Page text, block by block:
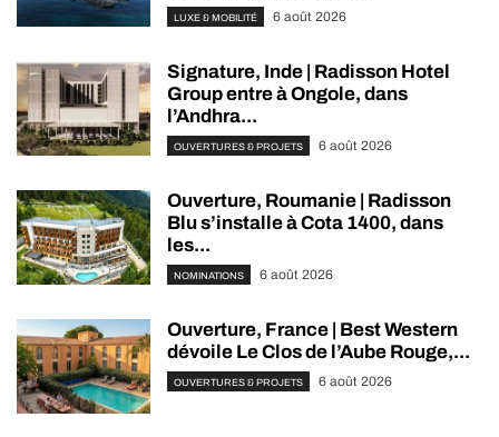
LUXE & MOBILITÉ 6 août 2026
Signature, Inde | Radisson Hotel
Group entre à Ongole, dans
l’Andhra...
OUVERTURES & PROJETS 6 août 2026
Ouverture, Roumanie | Radisson
Blu s’installe à Cota 1400, dans
les...
NOMINATIONS 6 août 2026
Ouverture, France | Best Western
dévoile Le Clos de l’Aube Rouge,...
OUVERTURES & PROJETS 6 août 2026